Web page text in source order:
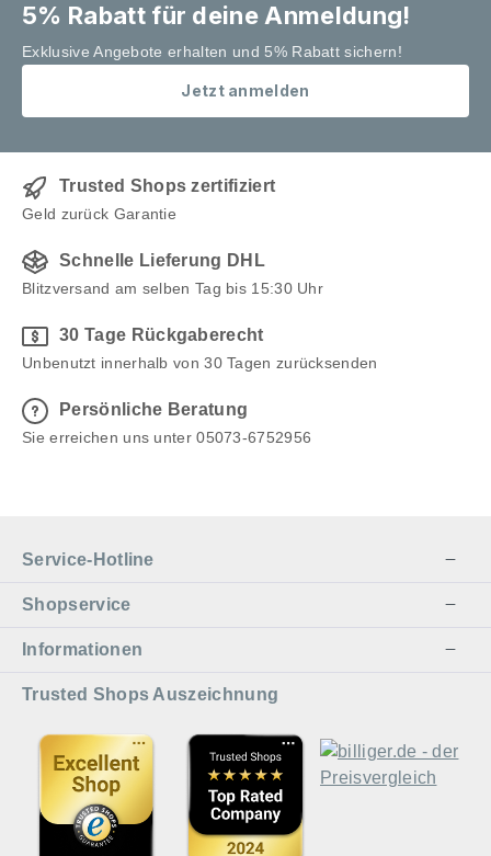
5% Rabatt für deine Anmeldung!
Exklusive Angebote erhalten und 5% Rabatt sichern!
Jetzt anmelden
Trusted Shops zertifiziert
Geld zurück Garantie
Schnelle Lieferung DHL
Blitzversand am selben Tag bis 15:30 Uhr
30 Tage Rückgaberecht
Unbenutzt innerhalb von 30 Tagen zurücksenden
Persönliche Beratung
Sie erreichen uns unter 05073-6752956
Service-Hotline
Shopservice
Informationen
Trusted Shops Auszeichnung